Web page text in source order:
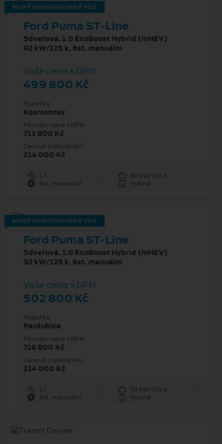
NOVÝ REGISTROVANÝ VŮZ
Ford Puma ST-Line
5dveřová, 1.0 EcoBoost Hybrid (mHEV)
92 kW/125 k, 6st. manuální
Vaše cena s DPH
499 800 Kč
Pobočka
Kosmonosy
Původní cena s DPH
713 800 Kč
Cenové zvýhodnění
214 000 Kč
1 l
92 kW/125 k
6st. manuální
Hybrid
NOVÝ REGISTROVANÝ VŮZ
Ford Puma ST-Line
5dveřová, 1.0 EcoBoost Hybrid (mHEV)
92 kW/125 k, 6st. manuální
Vaše cena s DPH
502 800 Kč
Pobočka
Pardubice
Původní cena s DPH
716 800 Kč
Cenové zvýhodnění
214 000 Kč
1 l
92 kW/125 k
6st. manuální
Hybrid